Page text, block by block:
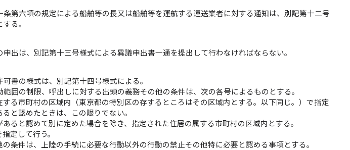
第六項の規定による船舶等の長又は船舶等を運航する運送業者に対する通知は、別記第十二号
る。
出は、別記第十三号様式による異議申出書一通を提出して行わなければならない。
書の様式は、別記第十四号様式による。
囲の制限、呼出しに対する出頭の義務その他の条件は、次の各号によるものとする。
る市町村の区域内（東京都の特別区の存するところはその区域内とする。以下同じ。）で指定
と認めたときは、この限りでない。
ると認めて別に定めた場合を除き、指定された住居の属する市町村の区域内とする。
定して行う。
条件は、上陸の手続に必要な行動以外の行動の禁止その他特に必要と認める事項とする。